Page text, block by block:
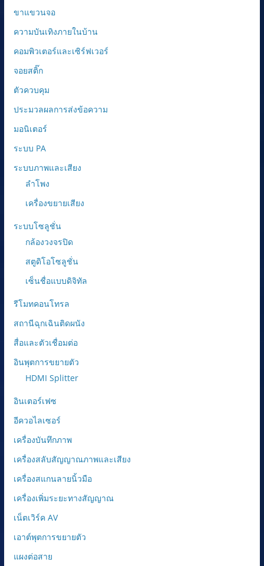
ขาแขวนจอ
ความบันเทิงภายในบ้าน
คอมพิวเตอร์และเซิร์ฟเวอร์
จอยสติ๊ก
ตัวควบคุม
ประมวลผลการส่งข้อความ
มอนิเตอร์
ระบบ PA
ระบบภาพและเสียง
ลำโพง
เครื่องขยายเสียง
ระบบโซลูชั่น
กล้องวงจรปิด
สตูดิโอโซลูชั่น
เซ็นชื่อแบบดิจิทัล
รีโมทคอนโทรล
สถานีฉุกเฉินติดผนัง
สื่อและตัวเชื่อมต่อ
อินพุตการขยายตัว
HDMI Splitter
อินเตอร์เฟซ
อีควอไลเซอร์
เครื่องบันทึกภาพ
เครื่องสลับสัญญาณภาพและเสียง
เครื่องสแกนลายนิ้วมือ
เครื่องเพิ่มระยะทางสัญญาณ
เน็ตเวิร์ค AV
เอาต์พุตการขยายตัว
แผงต่อสาย